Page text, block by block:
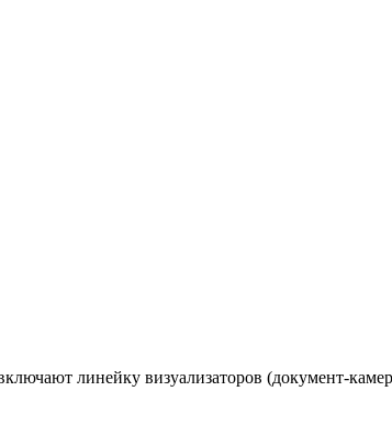
линейку визуализаторов (документ-